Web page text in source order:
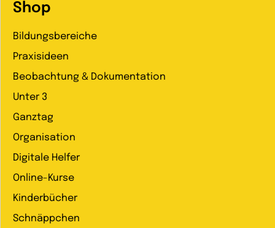
Shop
Bildungsbereiche
Praxisideen
Beobachtung & Dokumentation
Unter 3
Ganztag
Organisation
Digitale Helfer
Online-Kurse
Kinderbücher
Schnäppchen